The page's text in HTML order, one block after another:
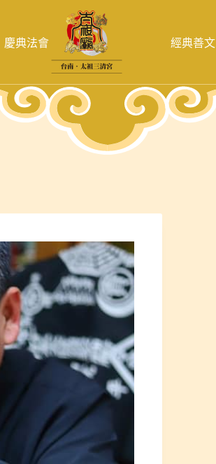
慶典法會 經典善文